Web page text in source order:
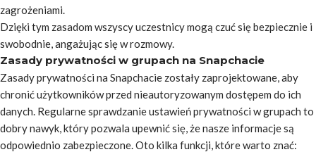
zagrożeniami.
Dzięki tym zasadom wszyscy uczestnicy mogą czuć się bezpiecznie i
swobodnie, angażując się w rozmowy.
Zasady prywatności w grupach na Snapchacie
Zasady prywatności na Snapchacie zostały zaprojektowane, aby
chronić użytkowników przed nieautoryzowanym dostępem do ich
danych. Regularne sprawdzanie ustawień prywatności w grupach to
dobry nawyk, który pozwala upewnić się, że nasze informacje są
odpowiednio zabezpieczone. Oto kilka funkcji, które warto znać: